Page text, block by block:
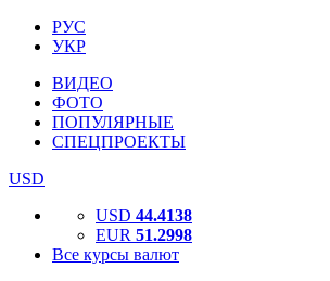
РУС
УКР
ВИДЕО
ФОТО
ПОПУЛЯРНЫЕ
СПЕЦПРОЕКТЫ
USD
USD 44.4138
EUR 51.2998
Все курсы валют